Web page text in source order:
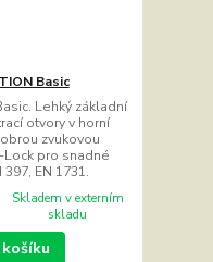
Basic
Lehký základní
otvory v horní
zvukovou
pro snadné
EN 1731.
Skladem v externím
skladu